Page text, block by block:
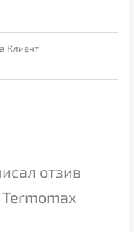
Клиент
отзив